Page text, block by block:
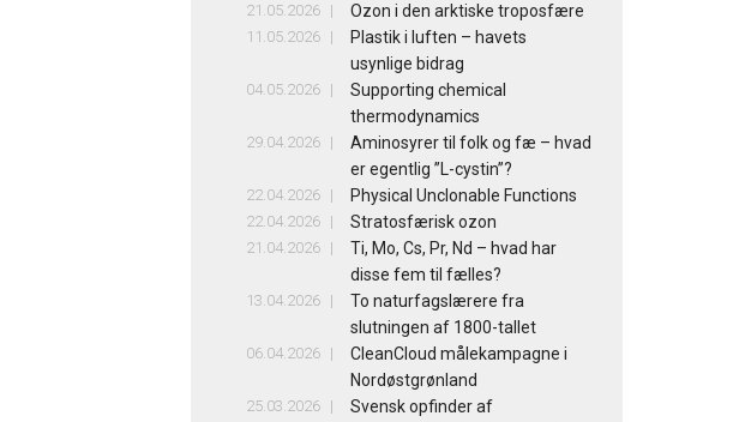
21.05.2026 Ozon i den arktiske troposfære
11.05.2026
Plastik i luften – havets
usynlige bidrag
04.05.2026
Supporting chemical
thermodynamics
29.04.2026
Aminosyrer til folk og fæ – hvad
er egentlig ”L-cystin”?
22.04.2026 Physical Unclonable Functions
22.04.2026 Stratosfærisk ozon
21.04.2026
Ti, Mo, Cs, Pr, Nd – hvad har
disse fem til fælles?
13.04.2026
To naturfagslærere fra
slutningen af 1800-tallet
06.04.2026
CleanCloud målekampagne i
Nordøstgrønland
25.03.2026
Svensk opfinder af